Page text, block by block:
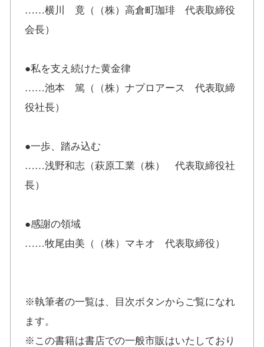
……横川 竟（（株）高倉町珈琲 代表取締役
会長）
●私を支え続けた黄金律
……池本 篤（（株）ナプロアース 代表取締
役社長）
●一歩、踏み込む
……浅野和志（萩原工業（株） 代表取締役社
長）
●感謝の領域
……牧尾由美（（株）マキオ 代表取締役）
※執筆者の一覧は、目次ボタンからご覧になれ
ます。
※この書籍は書店での一般市販はいたしており